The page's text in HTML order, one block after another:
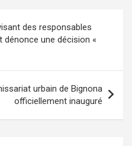
des responsables
dénonce une décision «
urbain de Bignona
officiellement inauguré